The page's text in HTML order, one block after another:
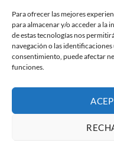
Para ofrecer las mejores
para almacenar y/o acceder a la
de estas tecnologías nos
navegación o las
consentimiento, puede afectar
funciones.
Visa